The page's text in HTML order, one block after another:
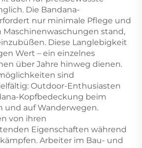
Die Bandana-
nur minimale Pflege und
stand,
Diese Langlebigkeit
Wert – ein einzelnes
über Jahre hinweg dienen.
sind
Outdoor-Enthusiasten
Kopfbedeckung beim
und auf Wanderwegen.
von ihren
Eigenschaften während
Arbeiter im Bau- und